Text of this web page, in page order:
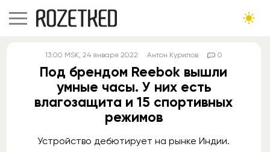
13:00 MSK, 24 января 2022 Антон Курилов 0
Под брендом Reebok вышли
умные часы. У них есть
влагозащита и 15 спортивных
режимов
Устройство дебютирует на рынке Индии.